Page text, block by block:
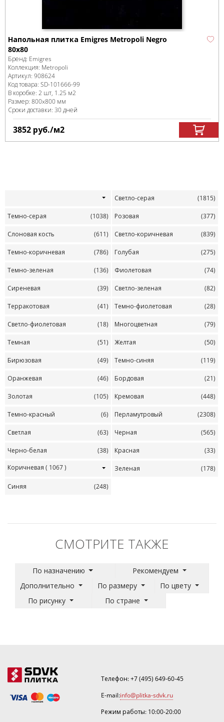
Напольная плитка Emigres Metropoli Negro
80x80
Бренд: Emigres
Коллекция: Metropoli
Артикул: 908624
Код товара: SD-101666-99
В коробке: 2 шт, 1.25 м2
Размер: 800x800 мм
Сроки доставки: 30 дней
3852 руб./м2
Светло-серая (1815)
Темно-серая (1038) Розовая (377)
Слоновая кость (611) Светло-коричневая (839)
Темно-коричневая (786) Голубая (275)
Темно-зеленая (136) Фиолетовая (74)
Сиреневая (39) Светло-зеленая (82)
Терракотовая (41) Темно-фиолетовая (28)
Светло-фиолетовая (18) Многоцветная (79)
Темная (51) Желтая (50)
Бирюзовая (49) Темно-синяя (119)
Оранжевая (46) Бордовая (21)
Золотая (105) Кремовая (448)
Темно-красный (6) Перламутровый (2308)
Светлая (63) Черная (565)
Черно-белая (38) Красная
(33)
Коричневая ( 1067 ) Зеленая (178)
Синяя (248)
СМОТРИТЕ ТАКЖЕ
По назначению
Рекомендуем
Дополнительно
По размеру
По цвету
По рисунку
По стране
Телефон:+7 (495) 649-60-45
E-mail:info@plitka-sdvk.ru
Режим работы: 10:00-20:00